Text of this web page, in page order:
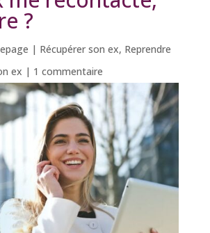
?
| Récupérer son ex, Reprendre
ex | 1 commentaire